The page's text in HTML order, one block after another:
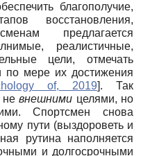
благополучие,
восстановления,
предлагается
реалистичные,
цели, отмечать
по мере их достижения
of, 2019]. Так
невнешними целями, но
Спортсмен снова
пути (выздороветь и
рутина наполняется
и долгосрочными